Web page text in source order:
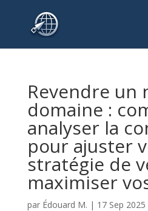
Revendre un
domaine :
analyser la
pour ajuster
stratégie de
maximiser
par Édouard M. | 17 Sep 2025